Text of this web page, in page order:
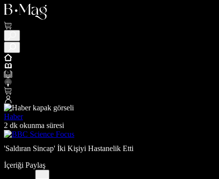
Haber
2 dk okunma süresi
'Saldıran Sincap' İki Kişiyi Hastanelik Etti
İçeriği Paylaş